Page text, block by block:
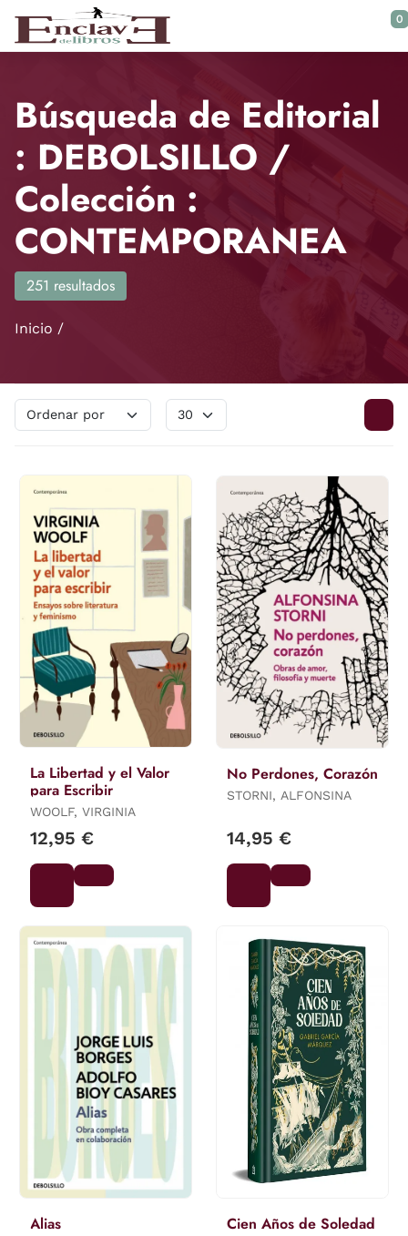
Saltar al contenido principal
0
Búsqueda de Editorial
: DEBOLSILLO /
Colección :
CONTEMPORANEA
251 resultados
Inicio
La Libertad y el Valor
para Escribir
WOOLF, VIRGINIA
12,95 €
No Perdones, Corazón
STORNI, ALFONSINA
14,95 €
Alias Cien Años de Soledad